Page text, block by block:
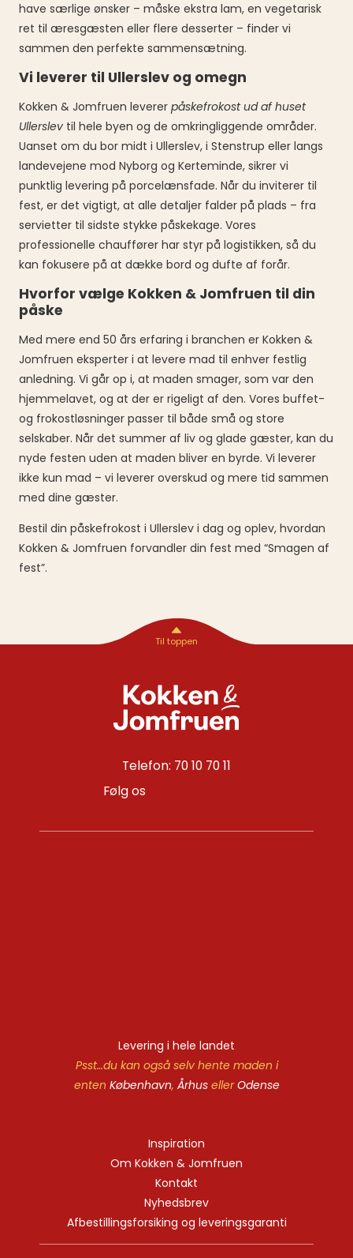
have særlige ønsker – måske ekstra lam, en vegetarisk
ret til æresgæsten eller flere desserter – finder vi
sammen den perfekte sammensætning.
Vi leverer til Ullerslev og omegn
Kokken & Jomfruen leverer påskefrokost ud af huset
Ullerslev til hele byen og de omkringliggende områder.
Uanset om du bor midt i Ullerslev, i Stenstrup eller langs
landevejene mod Nyborg og Kerteminde, sikrer vi
punktlig levering på porcelænsfade. Når du inviterer til
fest, er det vigtigt, at alle detaljer falder på plads – fra
servietter til sidste stykke påskekage. Vores
professionelle chauffører har styr på logistikken, så du
kan fokusere på at dække bord og dufte af forår.
Hvorfor vælge Kokken & Jomfruen til din
påske
Med mere end 50 års erfaring i branchen er Kokken &
Jomfruen eksperter i at levere mad til enhver festlig
anledning. Vi går op i, at maden smager, som var den
hjemmelavet, og at der er rigeligt af den. Vores buffet-
og frokostløsninger passer til både små og store
selskaber. Når det summer af liv og glade gæster, kan du
nyde festen uden at maden bliver en byrde. Vi leverer
ikke kun mad – vi leverer overskud og mere tid sammen
med dine gæster.
Bestil din påskefrokost i Ullerslev i dag og oplev, hvordan
Kokken & Jomfruen forvandler din fest med “Smagen af
fest”.
Telefon: 70 10 70 11
Følg os
Levering i hele landet
Psst…du kan også selv hente maden i
enten København, ÅrhusellerOdense
Inspiration
Om Kokken & Jomfruen
Kontakt
Nyhedsbrev
Afbestillingsforsiking og leveringsgaranti